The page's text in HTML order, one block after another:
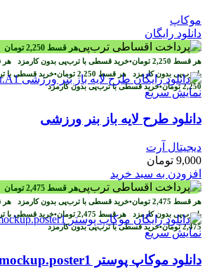
موکاپ
دانلود رایگان
هر قسط 2,250 تومان
هر قسط 2,250 تومان•خرید قسطی با ترب‌پی بدون کارمزد هر
با ترب‌پی بدون کارمزد هر قسط 2,250 تومان•خرید قسطی با
2,250 تومان•خرید قسطی با ترب‌پی بدون کارمزدنمایش سریع
دانلود طرح لايه باز بنر ورزشی
دیجیتال آرت
9,000 تومان
افزودن به سبد خرید
هر قسط 2,475 تومان
هر قسط 2,475 تومان•خرید قسطی با ترب‌پی بدون کارمزد هر
با ترب‌پی بدون کارمزد هر قسط 2,475 تومان•خرید قسطی با
2,475 تومان•خرید قسطی با ترب‌پی بدون کارمزدنمایش سریع
دانلود موکاپ پوستر mockup.poster1